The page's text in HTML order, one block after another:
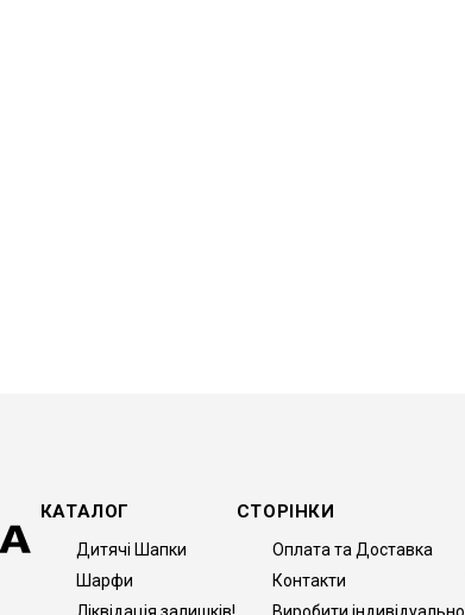
КАТАЛОГ
Дитячі Шапки
Шарфи
СТОРІНКИ
Оплата та Доставка
Контакти